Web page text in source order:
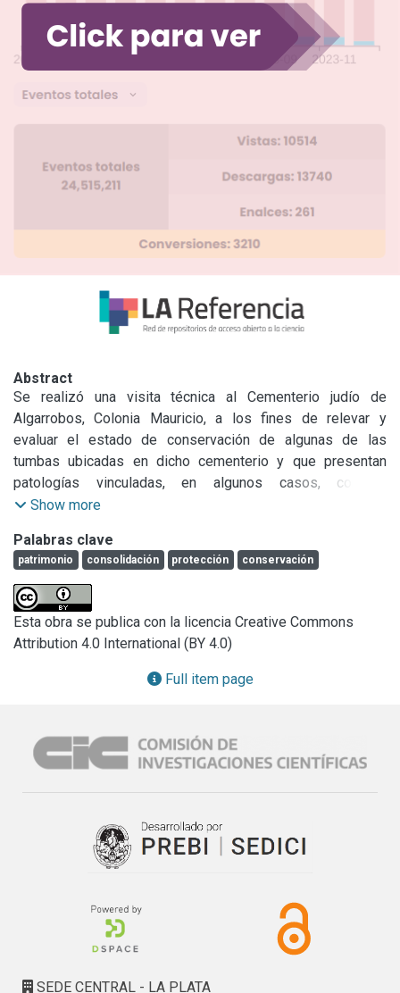
Abstract
Se realizó una visita técnica al Cementerio judío de
Algarrobos, Colonia Mauricio, a los fines de relevar y
evaluar el estado de conservación de algunas de las
tumbas ubicadas en dicho cementerio y que presentan
patologías vinculadas, en algunos casos, con la
meteorización de los materiales con los cuales están
los materiales relevados se encontraron dos lápidas de
madera en un estado de deterioro grave. Es factible
suponer, que este tipo de lápidas se encuentra
subrepresentado debido a su menor preservación, y es
posible que varias tumbas actualmente sin lápidas las
hayan tenido originalmente de este tipo. Esto fundamenta la
importancia de conservar estos bienes antes de que se
para preservar una de las piezas halladas.
Se procedió a la identificación de la especie de madera
con los lineamientos de las normativas internacionales
vigentes para la intervención de bienes patrimoniales
priorizando la preservación de los epitafios tallados.
Show more
Palabras clave
patrimonio consolidación protección conservación
Esta obra se publica con la licencia Creative Commons
Attribution 4.0 International (BY 4.0)
Full item page
SEDE CENTRAL - LA PLATA